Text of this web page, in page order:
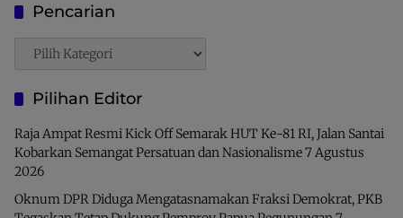
Pencarian
Pencarian
Pilihan Editor
Raja Ampat Resmi Kick Off Semarak HUT Ke-81 RI, Jalan Santai
Kobarkan Semangat Persatuan dan Nasionalisme7 Agustus
2026
Oknum DPR Diduga Mengatasnamakan Fraksi Demokrat, PKB